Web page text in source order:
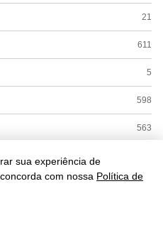
sua experiência de
com nossa Política de
21
611
5
598
563
18